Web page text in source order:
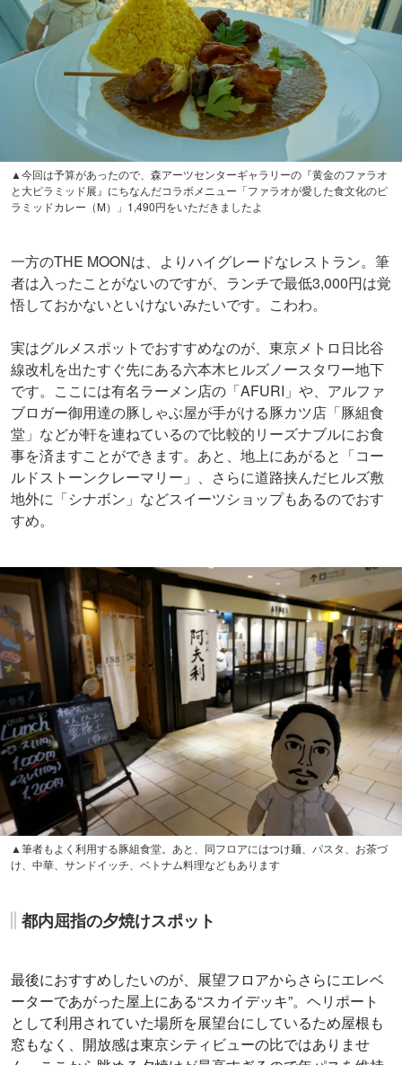
▲今回は予算があったので、森アーツセンターギャラリーの『黄金のファラオ
と大ピラミッド展』にちなんだコラボメニュー「ファラオが愛した食文化のピ
ラミッドカレー（M）」1,490円をいただきましたよ
一方のTHE MOONは、よりハイグレードなレストラン。筆
者は入ったことがないのですが、ランチで最低3,000円は覚
悟しておかないといけないみたいです。こわわ。
実はグルメスポットでおすすめなのが、東京メトロ日比谷
線改札を出たすぐ先にある六本木ヒルズノースタワー地下
です。ここには有名ラーメン店の「AFURI」や、アルファ
ブロガー御用達の豚しゃぶ屋が手がける豚カツ店「豚組食
堂」などが軒を連ねているので比較的リーズナブルにお食
事を済ますことができます。あと、地上にあがると「コー
ルドストーンクレーマリー」、さらに道路挟んだヒルズ敷
地外に「シナボン」などスイーツショップもあるのでおす
すめ。
▲筆者もよく利用する豚組食堂。あと、同フロアにはつけ麺、パスタ、お茶づ
け、中華、サンドイッチ、ベトナム料理などもあります
都内屈指の夕焼けスポット
最後におすすめしたいのが、展望フロアからさらにエレベ
ーターであがった屋上にある“スカイデッキ”。ヘリポート
として利用されていた場所を展望台にしているため屋根も
窓もなく、開放感は東京シティビューの比ではありませ